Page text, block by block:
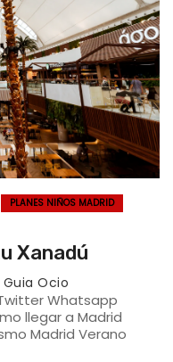
PLANES NIÑOS MADRID
Xanadú
Ocio
Whatsapp
llegar a Madrid
Madrid Verano